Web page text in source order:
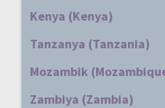
Kenya (Kenya)
Tanzanya (Tanzania)
Mozambik
Zambiya (Zambia)